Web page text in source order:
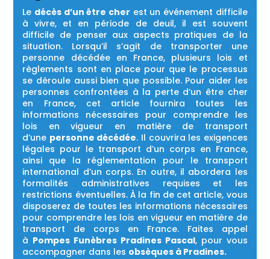
Le décès d’un être cher est un événement difficile
à vivre, et en période de deuil, il est souvent
difficile de penser aux aspects pratiques de la
situation. Lorsqu’il s’agit de transporter une
personne décédée en France, plusieurs lois et
règlements sont en place pour que le processus
se déroule aussi bien que possible. Pour aider les
personnes confrontées à la perte d’un être cher
en France, cet article fournira toutes les
informations nécessaires pour comprendre les
lois en vigueur en matière de transport
d’une personne décédée. Il couvrira les exigences
légales pour le transport d’un corps en France,
ainsi que la réglementation pour le transport
international d’un corps. En outre, il abordera les
formalités administratives requises et les
restrictions éventuelles. À la fin de cet article, vous
disposerez de toutes les informations nécessaires
pour comprendre les lois en vigueur en matière de
transport de corps en France. Faites appel
à Pompes Funèbres Pradines Pascal, pour vous
accompagner dans les obsèques à Pradines.